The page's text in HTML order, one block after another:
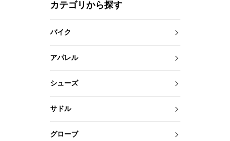
カテゴリから探す
バイク
アパレル
シューズ
サドル
グローブ